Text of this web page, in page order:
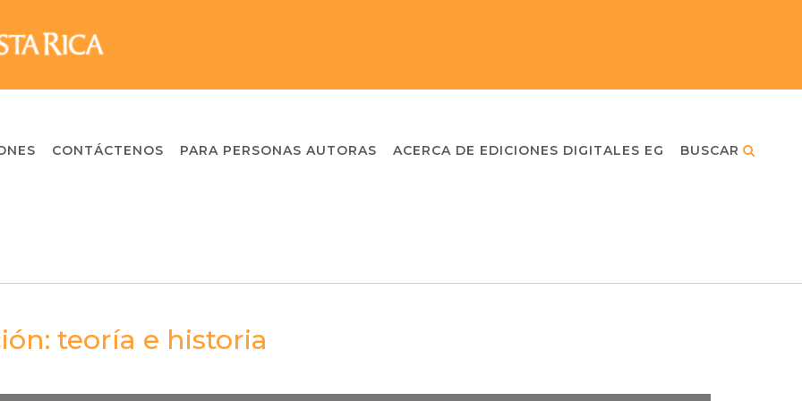
CONTÁCTENOS PARA PERSONAS AUTORAS ACERCA DE EDICIONES DIGITALES EG BUSCAR
teoría e historia